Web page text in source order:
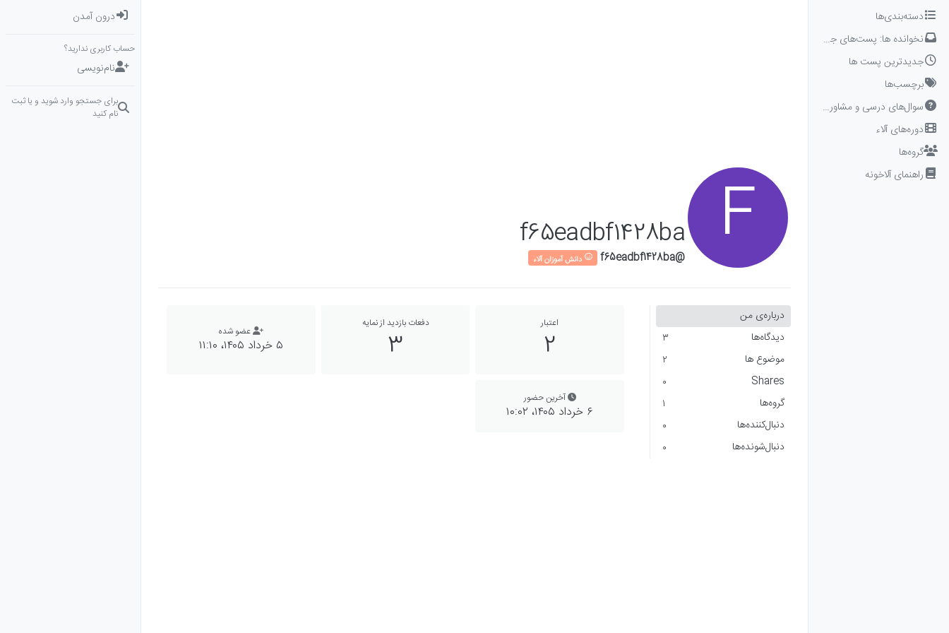
Skip to content
دسته‌بندی‌ها
نخوانده ها: پست‌های جدید برای شما
جدیدترین پست ها
برچسب‌ها
سوال‌های درسی و مشاوره‌ای
دوره‌های آلاء
گروه‌ها
راهنمای آلاخونه
F
f65eadbf1428ba
@f65eadbf1428ba دانش آموزان آلاء
درباره‌‌ی من
دیدگاه‌ها
3
موضوع ها 2
Shares
0
گروه‌ها 1
دنبال‌کننده‌ها 0
دنبال‌شونده‌ها 0
اعتبار
2
دفعات بازدید از نمایه
3 عضو شده
۵ خرداد ۱۴۰۵،‏ ۱۱:۱۰
آخرین حضور
۶ خرداد ۱۴۰۵،‏ ۱۰:۰۲
درون آمدن
حساب کاربری ندارید؟
نام‌نویسی
برای جستجو وارد شوید و یا ثبت
نام کنید